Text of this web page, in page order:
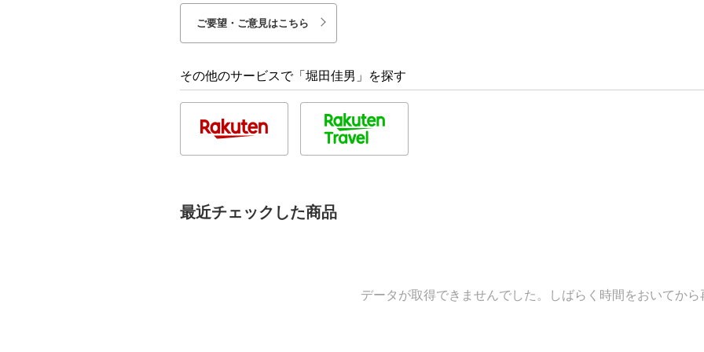
ご要望・ご意見はこちら
その他のサービスで「堀田佳男」を探す
最近チェックした商品
データが取得できませんでした。しばらく時間をおいてから